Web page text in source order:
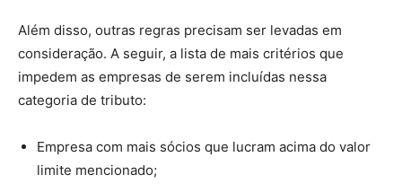
Além disso, outras regras precisam ser levadas em
consideração. A seguir, a lista de mais critérios que
impedem as empresas de serem incluídas nessa
categoria de tributo:
Empresa com mais sócios que lucram acima do valor
limite mencionado;